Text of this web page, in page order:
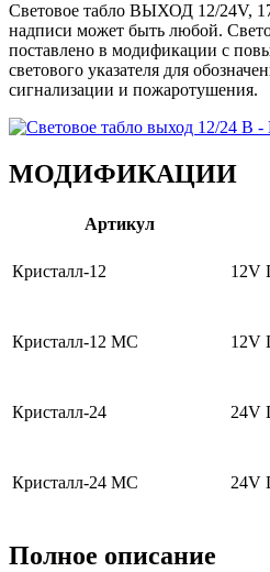
Световое табло ВЫХОД 12/24V,
надписи может быть любой.
поставлено в модификации с
светового указателя для
сигнализации и пожаротушения.
МОДИФИКАЦИИ
Артикул
Кристалл-12 12V
Кристалл-12 МС 12V
Кристалл-24 24V
Кристалл-24 МС 24V
Полное описание